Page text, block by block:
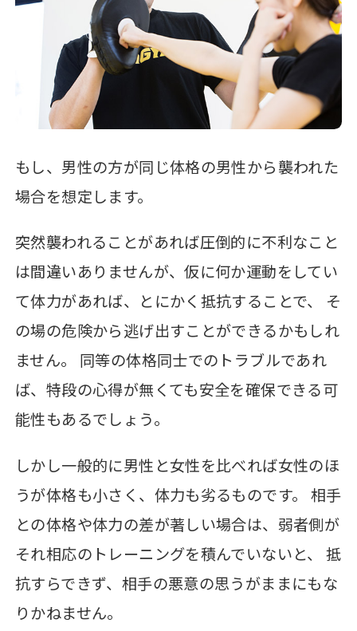
もし、男性の方が同じ体格の男性から襲われた
場合を想定します。
突然襲われることがあれば圧倒的に不利なこと
は間違いありませんが、仮に何か運動をしてい
て体力があれば、とにかく抵抗することで、 そ
の場の危険から逃げ出すことができるかもしれ
ません。 同等の体格同士でのトラブルであれ
ば、特段の心得が無くても安全を確保できる可
能性もあるでしょう。
しかし一般的に男性と女性を比べれば女性のほ
うが体格も小さく、体力も劣るものです。 相手
との体格や体力の差が著しい場合は、弱者側が
それ相応のトレーニングを積んでいないと、 抵
抗すらできず、相手の悪意の思うがままにもな
りかねません。